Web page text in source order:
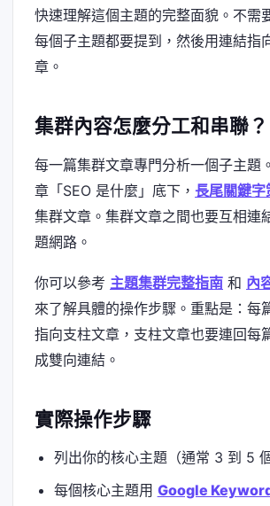
快速理解這個主題的完整面貌。不需
每個子主題都要提到，然後用連結指
章。
集群內容怎麼分工和串聯？
每一篇集群文章專門分析一個子主題
章「SEO 是什麼」底下， 長尾關鍵字
集群文章。集群文章之間也要互相連
題網路。
你可以參考 主題集群完整指南 和 內
來了解具體的操作步驟。重點是：每
指向支柱文章，支柱文章也要連回每
成雙向連結。
實際操作步驟
列出你的核心主題（通常 3 到 5 個
每個核心主題用 Google